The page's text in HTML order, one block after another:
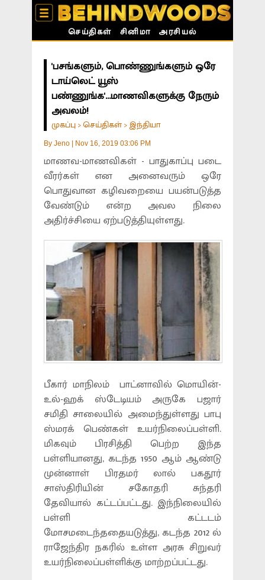
செய்திகள் சினிமா அரசியல்
'பசங்களும், பொண்ணுங்களும் ஒரே
டாய்லெட் யூஸ்
பண்ணுங்க'...மாணவிகளுக்கு நேரும்
அவலம்!
முகப்பு >செய்திகள் > இந்தியா
By Jeno Nov 16, 2019 03:06 PM
மாணவ-மாணவிகள் - பாதுகாப்பு படை
வீரர்கள் என அனைவரும் ஒரே
பொதுவான கழிவறையை பயன்படுத்த
வேண்டும் என்ற அவல நிலை
அதிர்ச்சியை ஏற்படுத்தியுள்ளது.
பீகார் மாநிலம் பாட்னாவில் மொயின்-
உல்-ஹக் ஸ்டேடியம் அருகே பஜார்
சமிதி சாலையில் அமைந்துள்ளது பாபு
ஸ்மரக் பெண்கள் உயர்நிலைப்பள்ளி.
மிகவும் பிரசித்தி பெற்ற இந்த
பள்ளியானது, கடந்த 1950 ஆம் ஆண்டு
முன்னாள் பிரதமர் லால் பகதூர்
சாஸ்திரியின் சகோதரி சுந்தரி
தேவியால் கட்டப்பட்டது. இந்நிலையில்
பள்ளி கட்டடம்
மோசமடைந்ததையடுத்து, கடந்த 2012 ல்
ராஜேந்திர நகரில் உள்ள அரசு சிறுவர்
உயர்நிலைப்பள்ளிக்கு மாற்றப்பட்டது.